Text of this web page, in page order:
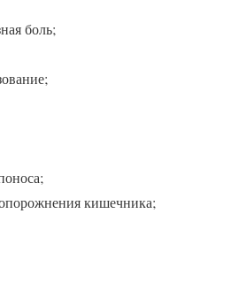
боль;
кишечника;